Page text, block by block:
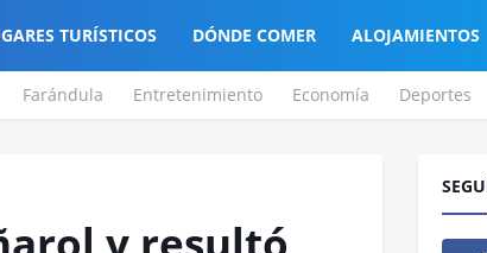
TURÍSTICOS DÓNDE COMER ALOJAMIENTOS
Farándula Entretenimiento Economía Deportes